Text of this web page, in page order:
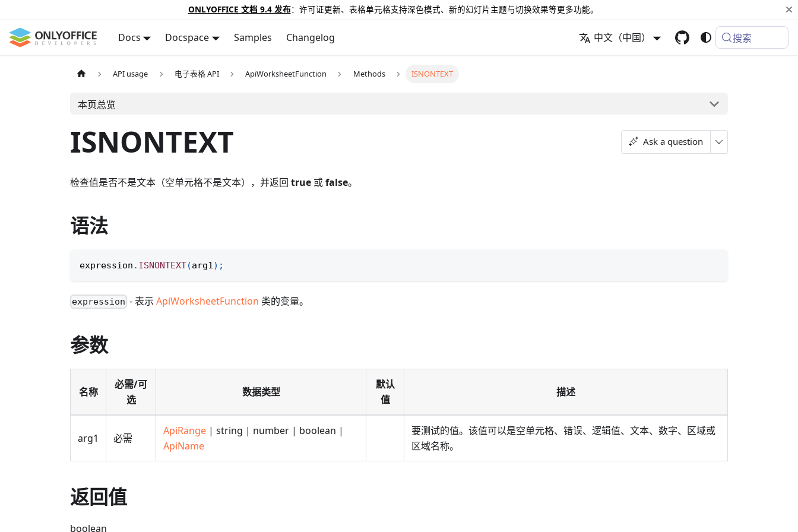
ONLYOFFICE 文档 9.4 发布：许可证更新、表格单元格支持深色模式、新的幻灯片主题与切换效果等更多功能。
Docs Docspace Samples Changelog 中文（中国） 搜索
API usage 电子表格 API ApiWorksheetFunction Methods ISNONTEXT
本页总览
ISNONTEXT Ask a question
检查值是否不是文本（空单元格不是文本），并返回 true 或false。
语法
expression . ISNONTEXT(arg1) ;
expression - 表示ApiWorksheetFunction 类的变量。
参数
名称
必需/可
选
数据类型
默认
值
描述
arg1 必需
ApiRange | string | number | boolean |
ApiName
要测试的值。该值可以是空单元格、错误、逻辑值、文本、数字、区域或
区域名称。
返回值
boolean